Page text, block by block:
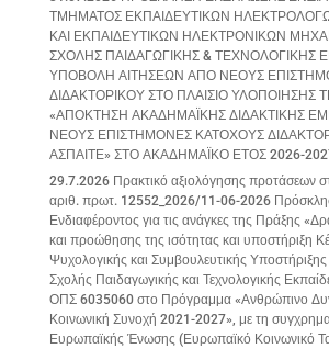
ΤΜΗΜΑΤΟΣ ΕΚΠΑΙΔΕΥΤΙΚΩΝ
ΚΑΙ ΕΚΠΑΙΔΕΥΤΙΚΩΝ ΗΛΕΚΤΡΟΝΙΚΩΝ
ΣΧΟΛΗΣ ΠΑΙΔΑΓΩΓΙΚΗΣ & ΤΕΧΝΟΛΟΓΙΚΗΣ
ΥΠΟΒΟΛΗ ΑΙΤΗΣΕΩΝ ΑΠΟ ΝΕΟΥΣ
ΔΙΔΑΚΤΟΡΙΚΟΥ ΣΤΟ ΠΛΑΙΣΙΟ ΥΛΟΠΟΙΗΣΗΣ
«ΑΠΟΚΤΗΣΗ ΑΚΑΔΗΜΑΪΚΗΣ ΔΙΔΑΚΤΙΚΗΣ
ΝΕΟΥΣ ΕΠΙΣΤΗΜΟΝΕΣ ΚΑΤΟΧΟΥΣ
ΑΣΠΑΙΤΕ» ΣΤΟ ΑΚΑΔΗΜΑΪΚΟ ΕΤΟΣ 2026-
29.7.2026 Πρακτικό αξιολόγησης προτάσεων
αριθ. πρωτ. 12552_2026/11-06-2026
Ενδιαφέροντος για τις ανάγκες της Πράξης
και προώθησης της ισότητας και υποστήριξη
Ψυχολογικής και Συμβουλευτικής
Σχολής Παιδαγωγικής και Τεχνολογικής
ΟΠΣ 6035060 στο Πρόγραμμα «Ανθρώπινο
Κοινωνική Συνοχή 2021-2027», με τη
Ευρωπαϊκής Ένωσης (Ευρωπαϊκό Κοινωνικό